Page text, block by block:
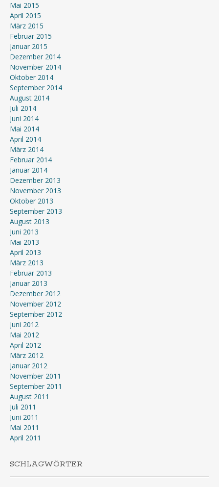
Mai 2015
April 2015
März 2015
Februar 2015
Januar 2015
Dezember 2014
November 2014
Oktober 2014
September 2014
August 2014
Juli 2014
Juni 2014
Mai 2014
April 2014
März 2014
Februar 2014
Januar 2014
Dezember 2013
November 2013
Oktober 2013
September 2013
August 2013
Juni 2013
Mai 2013
April 2013
März 2013
Februar 2013
Januar 2013
Dezember 2012
November 2012
September 2012
Juni 2012
Mai 2012
April 2012
März 2012
Januar 2012
November 2011
September 2011
August 2011
Juli 2011
Juni 2011
Mai 2011
April 2011
SCHLAGWÖRTER